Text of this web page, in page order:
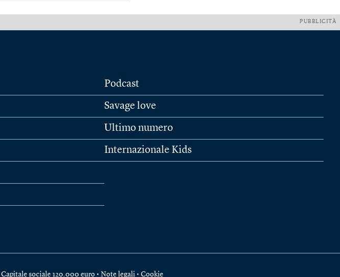
PUBBLICITÀ
Podcast
Savage love
Ultimo numero
Internazionale Kids
sociale 120.000 euro • Note legali • Cookie